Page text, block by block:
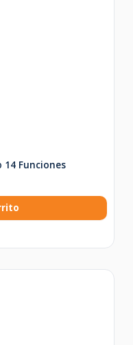
14 Funciones